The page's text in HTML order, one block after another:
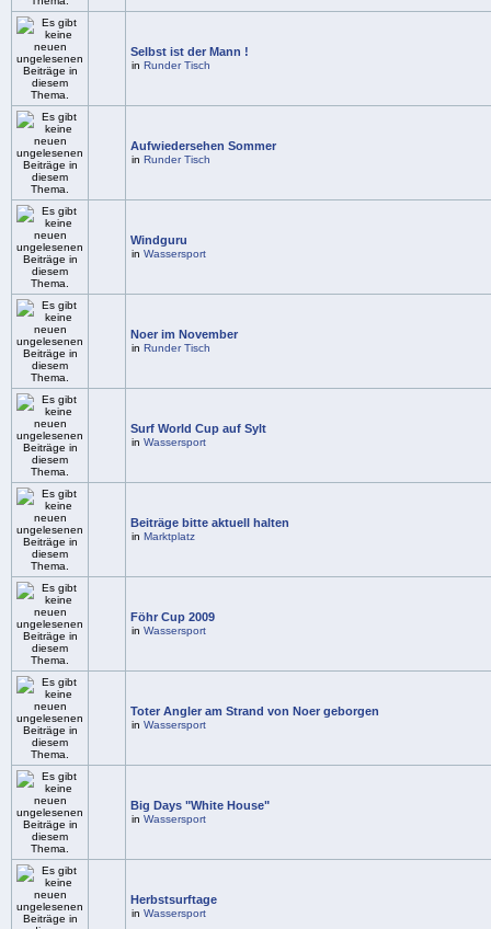
Selbst ist der Mann !
in Runder Tisch
Aufwiedersehen Sommer
in Runder Tisch
Windguru
in Wassersport
Noer im November
in Runder Tisch
Surf World Cup auf Sylt
in Wassersport
Beiträge bitte aktuell halten
in Marktplatz
Föhr Cup 2009
in Wassersport
Toter Angler am Strand von Noer geborgen
in Wassersport
Big Days "White House"
in Wassersport
Herbstsurftage
in Wassersport